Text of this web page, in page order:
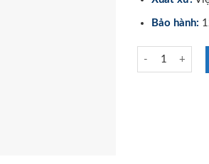
Bảo hành:
Cũi Gỗ cho bé